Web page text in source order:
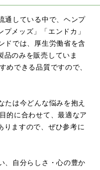
通している中で、ヘンプ
プメッズ」「エンドカ」
ドでは、 厚生労働省を含
品のみを販売していま
めできる品質ですので、
たは今どんな悩みを抱え
的に合わせて、最適なア
りますので、ぜひ参考に
、自分らしさ・心の豊か